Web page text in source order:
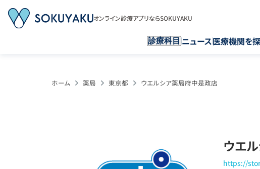
オンライン診療アプリならSOKUYAKU
診療科目 ニュース医療機関を
ホーム 薬局 東京都 ウエルシア薬局府中是政店
ウエ
https://